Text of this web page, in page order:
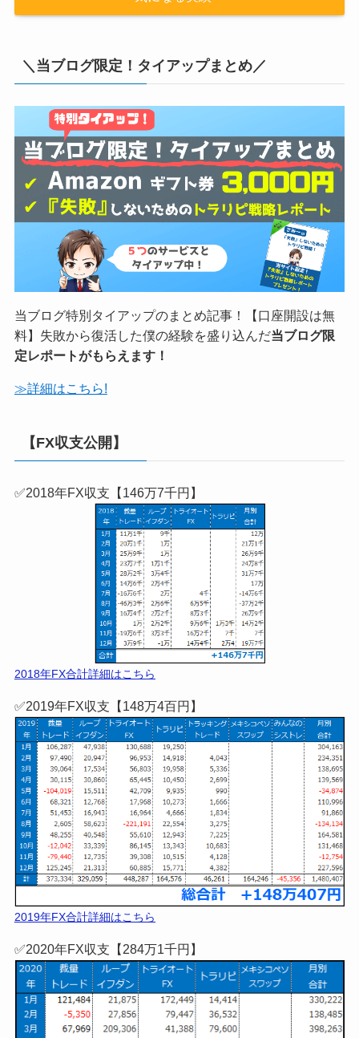
＼当ブログ限定！タイアップまとめ／
当ブログ特別タイアップのまとめ記事！【口座開設は無
料】失敗から復活した僕の経験を盛り込んだ当ブログ限
定レポートがもらえます！
≫詳細はこちら!
【FX収支公開】
✅2018年FX収支【146万7千円】
2018年FX合計詳細はこちら
✅2019年FX収支【148万4百円】
2019年FX合計詳細はこちら
✅2020年FX収支【284万1千円】